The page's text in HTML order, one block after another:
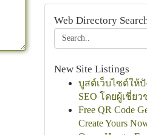
Web Directory
New Site Listings
บูสต์เว็บไซต์ให้
SEO โดยผู้เชี่ย
Free QR Code
Create Yours